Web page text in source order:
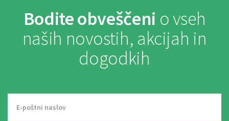
Bodite obveščeni o vseh
naših novostih, akcijah in
dogodkih